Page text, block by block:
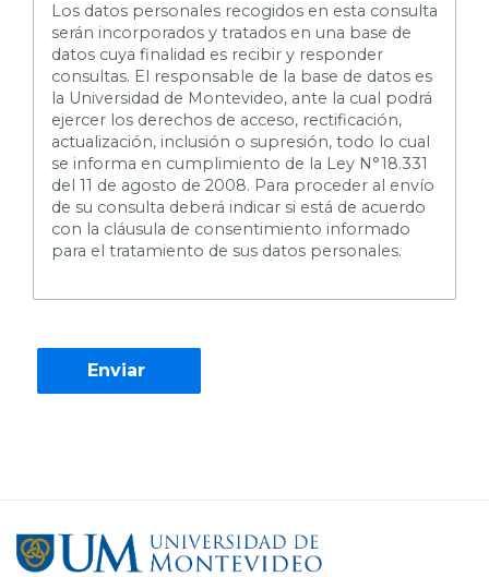
Los datos personales recogidos en esta consulta
serán incorporados y tratados en una base de
datos cuya finalidad es recibir y responder
consultas. El responsable de la base de datos es
la Universidad de Montevideo, ante la cual podrá
ejercer los derechos de acceso, rectificación,
actualización, inclusión o supresión, todo lo cual
se informa en cumplimiento de la Ley N°18.331
del 11 de agosto de 2008. Para proceder al envío
de su consulta deberá indicar si está de acuerdo
con la cláusula de consentimiento informado
para el tratamiento de sus datos personales.